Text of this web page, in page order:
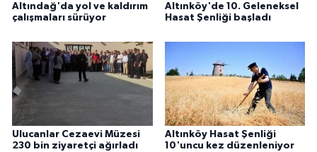
Altındağ'da yol ve kaldırım
çalışmaları sürüyor
Altınköy'de 10. Geleneksel
Hasat Şenliği başladı
Ulucanlar Cezaevi Müzesi
230 bin ziyaretçi ağırladı
Altınköy Hasat Şenliği
10'uncu kez düzenleniyor